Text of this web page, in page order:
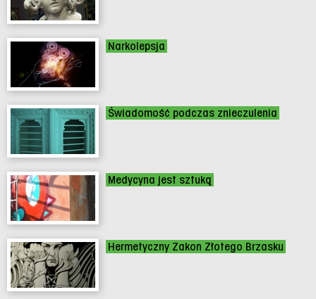
Narkolepsja
Świadomość podczas znieczulenia
Medycyna jest sztuką
Hermetyczny Zakon Złotego Brzasku